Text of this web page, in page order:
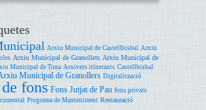
Arxiu Municipal de Castellbisbal Arxiu
Arxiu Municipal de Granollers Arxiu Municipal de
Municipal de Tona Arxivers itinerants Castellbisbal
Municipal de Granollers Digitalització
fons Fons Jutjat de Pau fons privats
Programa de Manteniment Restauració